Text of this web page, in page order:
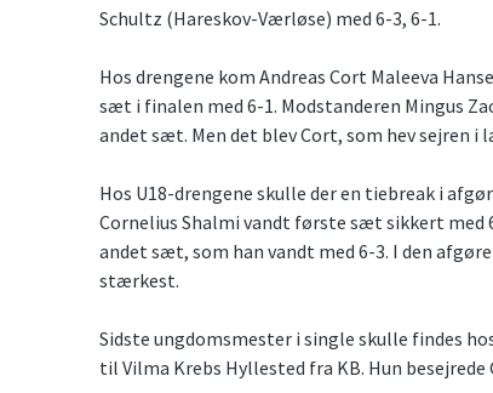
Schultz (Hareskov-Værløse) med 6-3, 6-1.
Hos drengene kom Andreas Cort Maleeva
sæt i finalen med 6-1. Modstanderen Mingus
andet sæt. Men det blev Cort, som hev sejren i
Hos U18-drengene skulle der en tiebreak i
Cornelius Shalmi vandt første sæt sikkert med
andet sæt, som han vandt med 6-3. I den
stærkest.
Sidste ungdomsmester i single skulle findes
til Vilma Krebs Hyllested fra KB. Hun besejrede